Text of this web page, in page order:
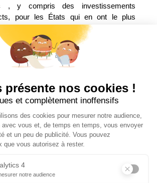
, y compris des investissements
pour les États qui en ont le plus
les pays les moins avancés, les
les petits États insulaires en
et les pays en développement sans
à leurs plans et programmes
faire baisser au-dessous de 3 pour
de transaction des envois de fonds
migrants et éliminer les couloirs de
dont les coûts sont supérieurs à 5
en sorte que les villes et les